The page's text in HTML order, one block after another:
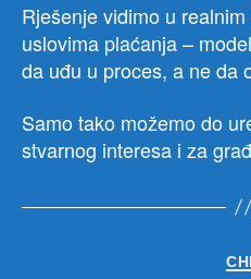
Rješenje vidimo u
uslovima plaćanja –
da uđu u proces, a ne da
Samo tako možemo do
stvarnog interesa i za